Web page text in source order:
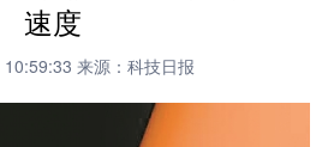
速度
10:59:33 来源：科技日报